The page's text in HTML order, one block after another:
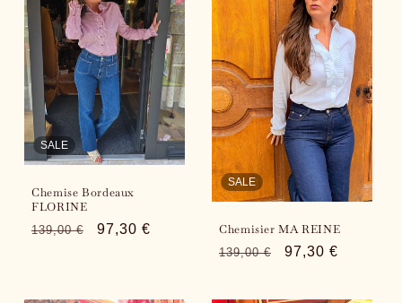
SALE
Chemise Bordeaux
FLORINE
Regular
139,00 €
Sale
97,30 €
SALE
Chemisier MA REINE
Regular
139,00 €
Sale
97,30 €